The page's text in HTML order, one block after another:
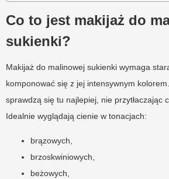
Co to jest makijaż do
sukienki?
Makijaż do malinowej sukienki wymaga
komponować się z jej intensywnym kolorem.
sprawdzą się tu najlepiej, nie przytłaczając
Idealnie wyglądają cienie w tonacjach:
brązowych,
brzoskwiniowych,
beżowych,